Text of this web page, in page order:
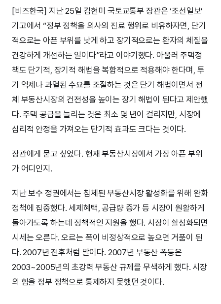
[비즈한국] 지난 25일 김현미 국토교통부 장관은 ‘조선일보’
기고에서 “정부 정책을 의사의 진료 행위로 비유하자면, 단기
적으로는 아픈 부위를 낫게 하고 장기적으로는 환자의 체질을
건강하게 개선하는 일이다”라고 이야기했다. 아울러 주택정
책도 단기적, 장기적 해법을 복합적으로 적용해야 한다며, 투
기 억제나 과열된 수요를 조절하는 것은 단기 해법이면서 전
체 부동산시장의 건전성을 높이는 장기 해법이 된다고 제안했
다. 주택 공급을 늘리는 것은 최소 몇 년이 걸리지만, 시장에
심리적 안정을 가져오는 단기적 효과도 크다는 것이다.
장관에게 묻고 싶었다. 현재 부동산시장에서 가장 아픈 부위
가 어디인지.
지난 보수 정권에서는 침체된 부동산시장 활성화를 위해 완화
정책에 집중했다. 세제혜택, 공급량 증가 등 시장이 원활하게
돌아가도록 하는데 정책적인 지원을 했다. 시장이 활성화되면
시세는 오른다. 오르는 폭이 비정상적으로 높으면 거품이 된
다. 2007년 전후처럼 말이다. 2007년 부동산 폭등은
2003~2005년의 초강력 부동산 규제를 무색하게 했다. 시장
의 힘을 정부 정책으로 통제하지 못했던 것이다.